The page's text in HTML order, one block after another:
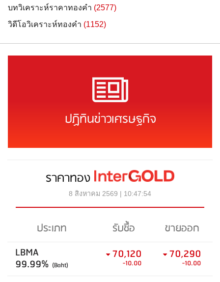
บทวิเคราะห์ราคาทองคำ (2577)
วิดีโอวิเคราะห์ทองคำ (1152)
ปฏิทินข่าวเศรษฐกิจ
ราคาทอง
8 สิงหาคม 2569 | 10:47:54
ประเภท รับซื้อ
ขายออก
LBMA
99.99% (Baht)
70,120
-10.00
70,290
-10.00